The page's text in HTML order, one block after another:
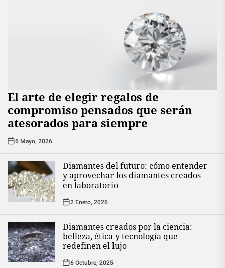
El arte de elegir regalos de
compromiso pensados que serán
atesorados para siempre
6 Mayo, 2026
Diamantes del futuro: cómo entender
y aprovechar los diamantes creados
en laboratorio
2 Enero, 2026
Diamantes creados por la ciencia:
belleza, ética y tecnología que
redefinen el lujo
6 Octubre, 2025